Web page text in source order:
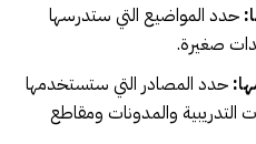
حدد المواضيع التي ستدرسها
صغيرة.
حدد المصادر التي ستستخدمها
والمدونات ومقاطع